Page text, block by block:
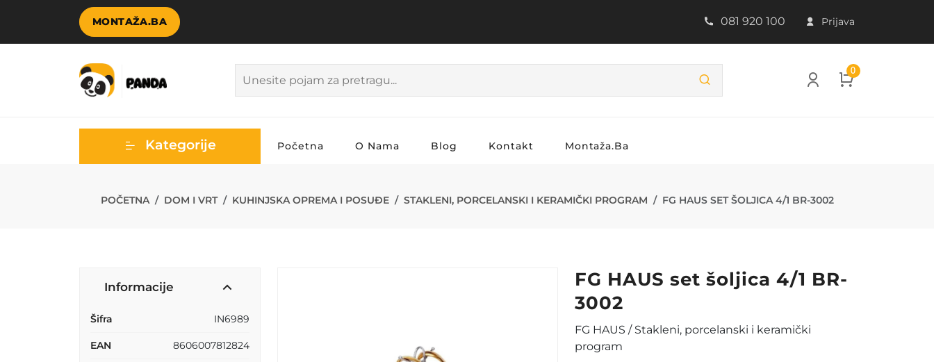
MONTAŽA.BA 081 920 100 Prijava
0
Kategorije Početna O Nama Blog Kontakt Montaža.ba
FG HAUS SET ŠOLJICA 4/1 BR-3002
POČETNA DOM I VRT KUHINJSKA OPREMA I POSUĐE STAKLENI, PORCELANSKI I KERAMIČKI PROGRAM FG HAUS SET ŠOLJICA 4/1 BR-3002
Informacije
Šifra IN6989
EAN 8606007812824
FG HAUS set šoljica 4/1 BR-
3002
FG HAUS / Stakleni, porcelanski i keramički
program